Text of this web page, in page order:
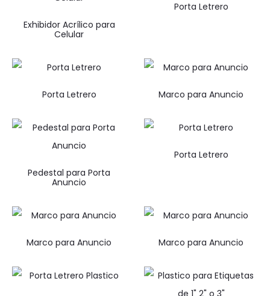
Exhibidor Acrílico para
Celular
Porta Letrero
Porta Letrero Marco para Anuncio
Pedestal para Porta
Anuncio
Porta Letrero
Marco para Anuncio Marco para Anuncio